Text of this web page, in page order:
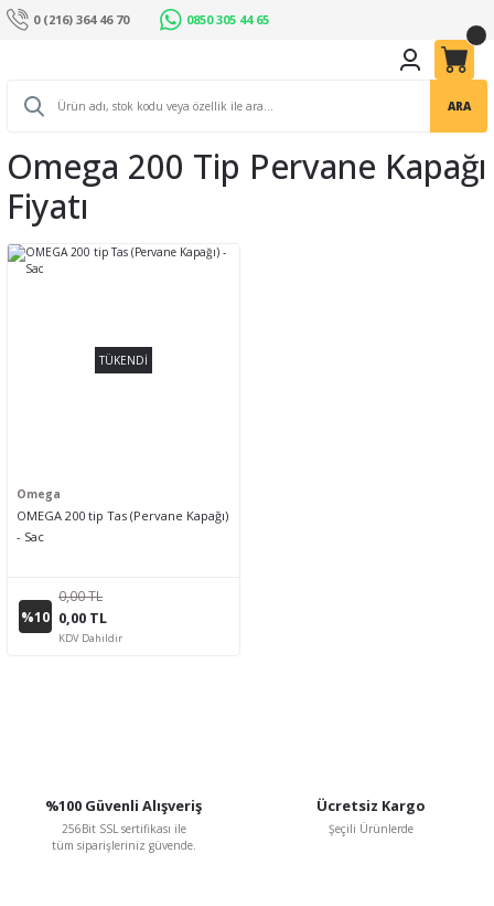
0 (216) 364 46 70 0850 305 44 65
ARA
Omega 200 Tip Pervane Kapağı
Fiyatı
TÜKENDİ
Omega
OMEGA 200 tip Tas (Pervane Kapağı)
- Sac
%10
0,00 TL
0,00 TL
KDV Dahildir
%100 Güvenli Alışveriş
256Bit SSL sertifikası ile
tüm siparişleriniz güvende.
Ücretsiz Kargo
Şeçili Ürünlerde